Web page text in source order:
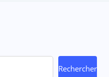
Rechercher